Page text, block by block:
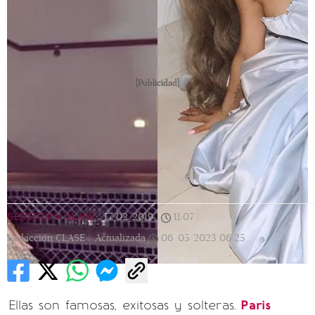
[Publicidad]
GENTE CON CLASE | 17/02/2019 | 11:07
Redacción CLASE | Actualizada 06/05/2023 06:25
Ellas son famosas, exitosas y solteras. Paris